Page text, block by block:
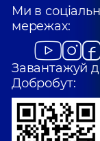
Ми в
мережах:
Завантажуй
Добробут: